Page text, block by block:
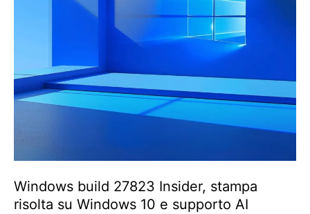
Windows build 27823 Insider, stampa
risolta su Windows 10 e supporto AI